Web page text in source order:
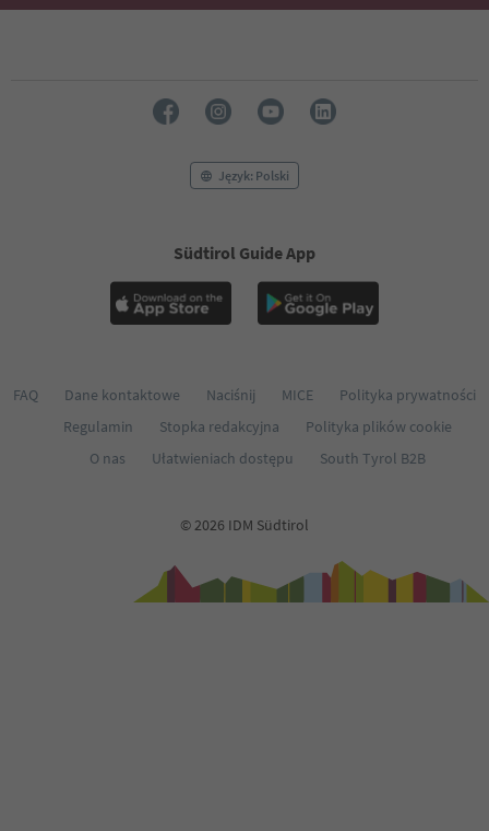
Język: Polski
Südtirol Guide App
FAQ Dane kontaktowe Naciśnij MICE
Polityka prywatności
Regulamin
Stopka redakcyjna
Polityka plików cookie
O nas
Ułatwieniach dostępu South Tyrol B2B
© 2026 IDM Südtirol